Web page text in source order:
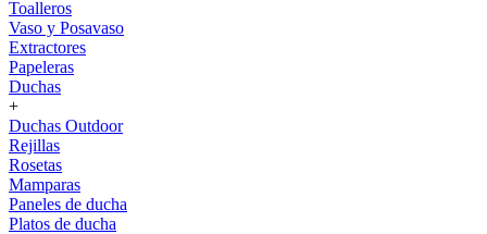
Toalleros
Vaso y Posavaso
Extractores
Papeleras
Duchas
+
Duchas Outdoor
Rejillas
Rosetas
Mamparas
Paneles de ducha
Platos de ducha